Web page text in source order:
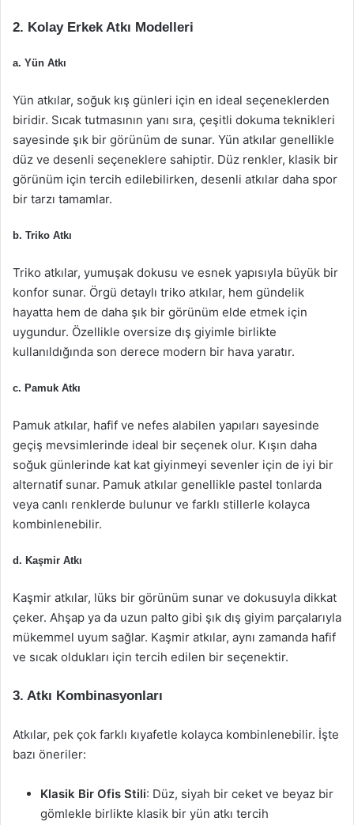
2. Kolay Erkek Atkı Modelleri
a. Yün Atkı
Yün atkılar, soğuk kış günleri için en ideal seçeneklerden
biridir. Sıcak tutmasının yanı sıra, çeşitli dokuma teknikleri
sayesinde şık bir görünüm de sunar. Yün atkılar genellikle
düz ve desenli seçeneklere sahiptir. Düz renkler, klasik bir
görünüm için tercih edilebilirken, desenli atkılar daha spor
bir tarzı tamamlar.
b. Triko Atkı
Triko atkılar, yumuşak dokusu ve esnek yapısıyla büyük bir
konfor sunar. Örgü detaylı triko atkılar, hem gündelik
hayatta hem de daha şık bir görünüm elde etmek için
uygundur. Özellikle oversize dış giyimle birlikte
kullanıldığında son derece modern bir hava yaratır.
c. Pamuk Atkı
Pamuk atkılar, hafif ve nefes alabilen yapıları sayesinde
geçiş mevsimlerinde ideal bir seçenek olur. Kışın daha
soğuk günlerinde kat kat giyinmeyi sevenler için de iyi bir
alternatif sunar. Pamuk atkılar genellikle pastel tonlarda
veya canlı renklerde bulunur ve farklı stillerle kolayca
kombinlenebilir.
d. Kaşmir Atkı
Kaşmir atkılar, lüks bir görünüm sunar ve dokusuyla dikkat
çeker. Ahşap ya da uzun palto gibi şık dış giyim parçalarıyla
mükemmel uyum sağlar. Kaşmir atkılar, aynı zamanda hafif
ve sıcak oldukları için tercih edilen bir seçenektir.
3. Atkı Kombinasyonları
Atkılar, pek çok farklı kıyafetle kolayca kombinlenebilir. İşte
bazı öneriler:
Klasik Bir Ofis Stili: Düz, siyah bir ceket ve beyaz bir
gömlekle birlikte klasik bir yün atkı tercih